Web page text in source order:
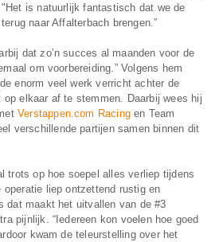
is natuurlijk fantastisch dat we de
naar Affalterbach brengen.”
dat zo’n succes al maanden voor de
om voorbereiding.” Volgens hem
enorm veel werk verricht achter de
elkaar af te stemmen. Daarbij wees hij
Verstappen.com Racing en Team
verschillende partijen samen binnen dit
trots op hoe soepel alles verliep tijdens
operatie liep ontzettend rustig en
dat maakt het uitvallen van de #3
pijnlijk. “Iedereen kon voelen hoe goed
kwam de teleurstelling over het